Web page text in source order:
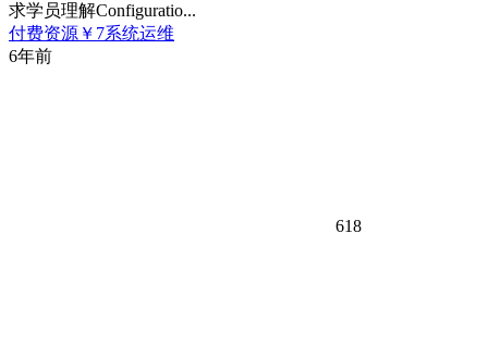
求学员理解Configuratio...
付费资源 ￥ 7系统运维
6年前
618